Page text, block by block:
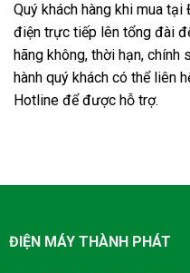
Quý khách hàng khi mua
điện trực tiếp lên tổng đài
hãng không, thời hạn, chính
hành quý khách có thể liên
Hotline để được hỗ trợ.
ĐIỆN MÁY THÀNH PHÁT